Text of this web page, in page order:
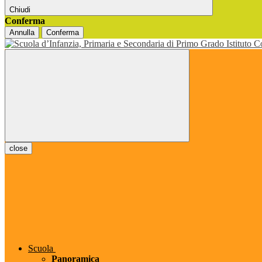
Chiudi
Conferma
Annulla Conferma
close
Scuola
Panoramica